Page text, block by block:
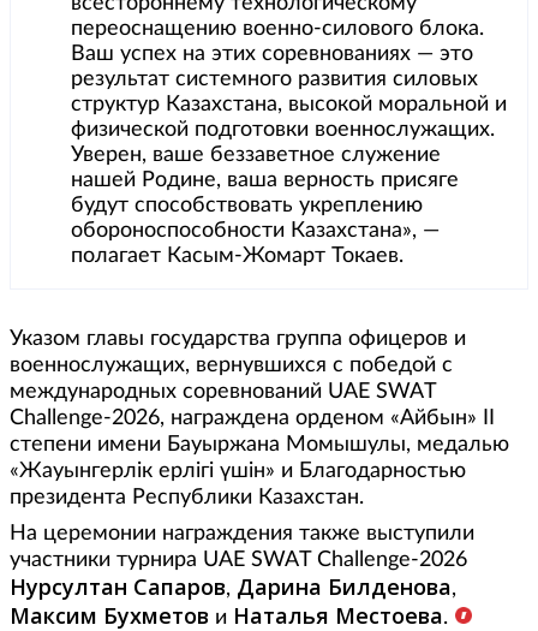
переоснащению военно-силового блока.
Ваш успех на этих соревнованиях — это
результат системного развития силовых
структур Казахстана, высокой моральной и
физической подготовки военнослужащих.
Уверен, ваше беззаветное служение
нашей Родине, ваша верность присяге
будут способствовать укреплению
обороноспособности Казахстана», —
полагает Касым-Жомарт Токаев.
Указом главы государства группа офицеров и
военнослужащих, вернувшихся с победой с
международных соревнований UAE SWAT
Challenge-2026, награждена орденом «Айбын» ІІ
степени имени Бауыржана Момышулы, медалью
«Жауынгерлік ерлігі үшін» и Благодарностью
президента Республики Казахстан.
На церемонии награждения также выступили
участники турнира UAE SWAT Challenge-2026
Нурсултан Сапаров, Дарина Билденова,
Максим Бухметов и Наталья Местоева.